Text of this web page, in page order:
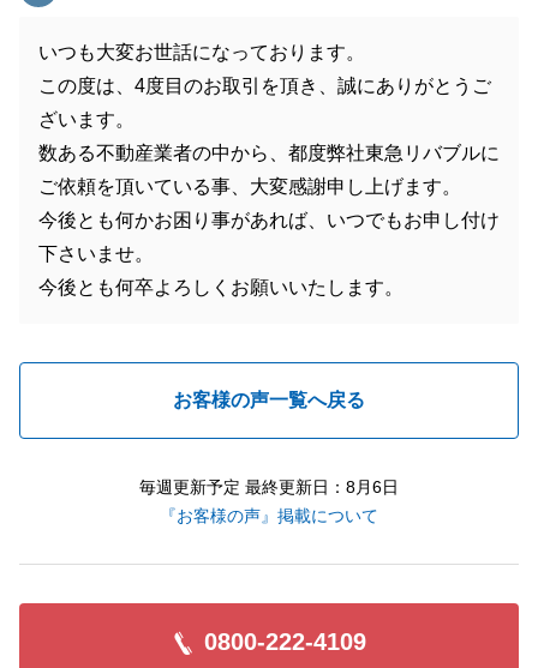
いつも大変お世話になっております。
この度は、4度目のお取引を頂き、誠にありがとうご
ざいます。
数ある不動産業者の中から、都度弊社東急リバブルに
ご依頼を頂いている事、大変感謝申し上げます。
今後とも何かお困り事があれば、いつでもお申し付け
下さいませ。
今後とも何卒よろしくお願いいたします。
お客様の声一覧へ戻る
毎週更新予定 最終更新日：8月6日
『お客様の声』掲載について
0800-222-4109